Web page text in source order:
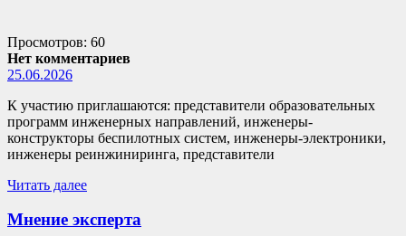
Просмотров: 60
Нет комментариев
25.06.2026
К участию приглашаются: представители образовательных
программ инженерных направлений, инженеры-
конструкторы беспилотных систем, инженеры-электроники,
инженеры реинжиниринга, представители
Читать далее
Мнение эксперта